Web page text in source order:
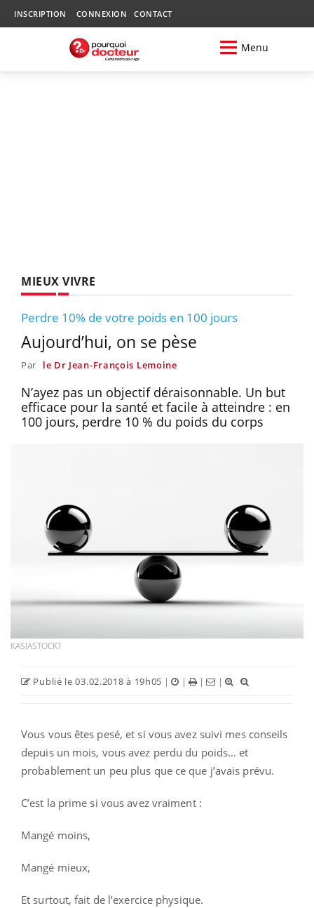
INSCRIPTION CONNEXION CONTACT
Menu
MIEUX VIVRE
Perdre 10% de votre poids en 100 jours
Aujourd’hui, on se pèse
Par le Dr Jean-François Lemoine
N’ayez pas un objectif déraisonnable. Un but
efficace pour la santé et facile à atteindre : en
100 jours, perdre 10 % du poids du corps
KASIASTOCK1
Publié le 03.02.2018 à 19h05 | | | |
Vous vous êtes pesé, et si vous avez suivi mes conseils
depuis un mois, vous avez perdu du poids… et
probablement un peu plus que ce que j’avais prévu.
C’est la prime si vous avez vraiment :
Mangé moins,
Mangé mieux,
Et surtout, fait de l’exercice physique.